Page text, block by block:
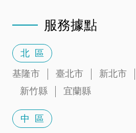
服務據點
北 區
基隆市
臺北市 新北市
新竹縣
宜蘭縣
中 區